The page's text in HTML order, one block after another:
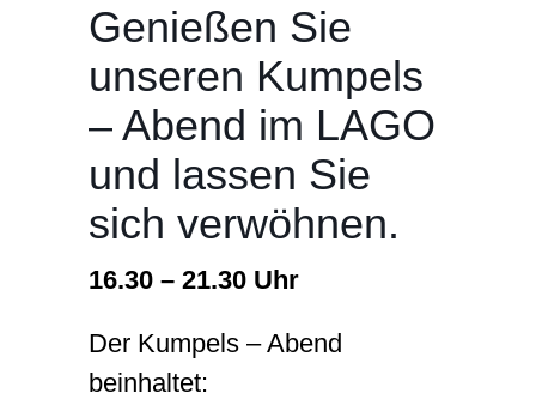
Events
News
Shop
Karriere
Genießen Sie
unseren Kumpels
– Abend im LAGO
und lassen Sie
sich verwöhnen.
16.30 – 21.30 Uhr
Der Kumpels – Abend
beinhaltet: